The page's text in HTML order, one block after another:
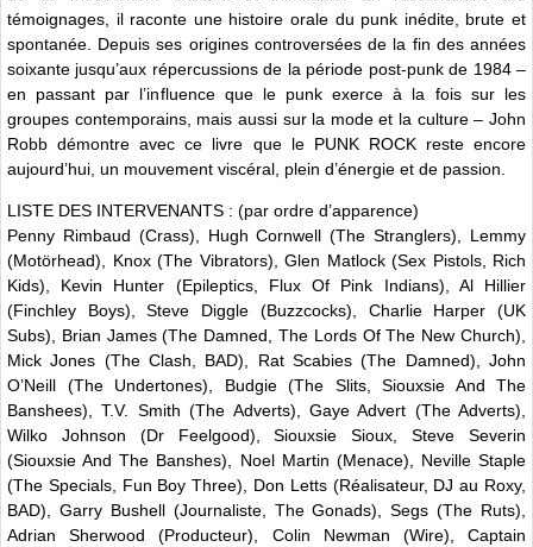
témoignages, il raconte une histoire orale du punk inédite, brute et
spontanée. Depuis ses origines controversées de la fin des années
soixante jusqu’aux répercussions de la période post-punk de 1984 –
en passant par l’influence que le punk exerce à la fois sur les
groupes contemporains, mais aussi sur la mode et la culture – John
Robb démontre avec ce livre que le PUNK ROCK reste encore
aujourd’hui, un mouvement viscéral, plein d’énergie et de passion.
LISTE DES INTERVENANTS : (par ordre d’apparence)
Penny Rimbaud (Crass), Hugh Cornwell (The Stranglers), Lemmy
(Motörhead), Knox (The Vibrators), Glen Matlock (Sex Pistols, Rich
Kids), Kevin Hunter (Epileptics, Flux Of Pink Indians), Al Hillier
(Finchley Boys), Steve Diggle (Buzzcocks), Charlie Harper (UK
Subs), Brian James (The Damned, The Lords Of The New Church),
Mick Jones (The Clash, BAD), Rat Scabies (The Damned), John
O’Neill (The Undertones), Budgie (The Slits, Siouxsie And The
Banshees), T.V. Smith (The Adverts), Gaye Advert (The Adverts),
Wilko Johnson (Dr Feelgood), Siouxsie Sioux, Steve Severin
(Siouxsie And The Banshes), Noel Martin (Menace), Neville Staple
(The Specials, Fun Boy Three), Don Letts (Réalisateur, DJ au Roxy,
BAD), Garry Bushell (Journaliste, The Gonads), Segs (The Ruts),
Adrian Sherwood (Producteur), Colin Newman (Wire), Captain